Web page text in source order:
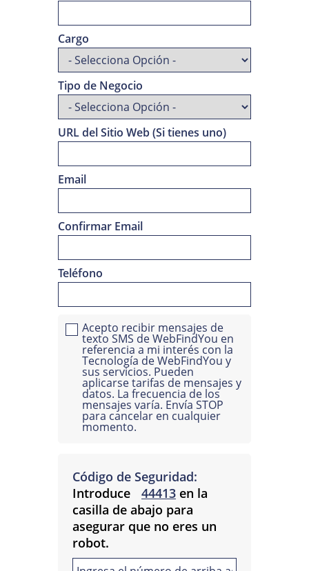
Cargo
Tipo de Negocio
URL del Sitio Web (Si tienes uno)
Email
Confirmar Email
Teléfono
Acepto recibir mensajes de
texto SMS de WebFindYou en
referencia a mi interés con la
Tecnología de WebFindYou y
sus servicios. Pueden
aplicarse tarifas de mensajes y
datos. La frecuencia de los
mensajes varía. Envía STOP
para cancelar en cualquier
momento.
Código de Seguridad:
Introduce
44413 en la
casilla de abajo para
asegurar que no eres un
robot.